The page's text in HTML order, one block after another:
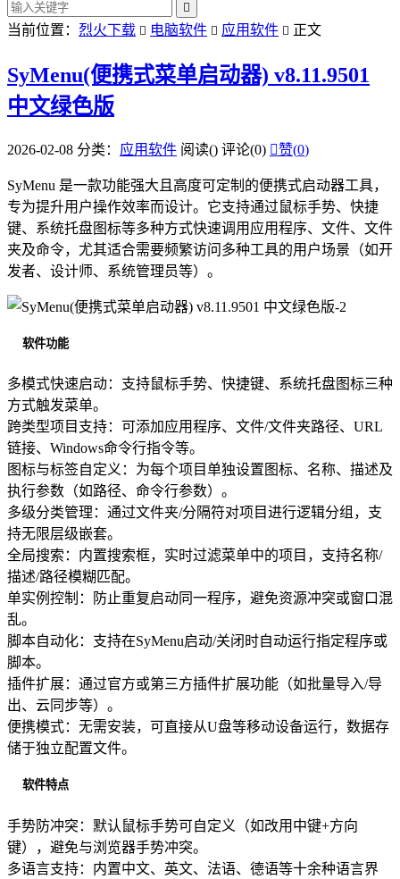

当前位置： 烈火下载  电脑软件  应用软件  正文
SyMenu(便携式菜单启动器) v8.11.9501
中文绿色版
2026-02-08 分类： 应用软件 阅读() 评论(0) 赞(0)
SyMenu 是一款功能强大且高度可定制的便携式启动器工具，
专为提升用户操作效率而设计。它支持通过鼠标手势、快捷
键、系统托盘图标等多种方式快速调用应用程序、文件、文件
夹及命令，尤其适合需要频繁访问多种工具的用户场景（如开
发者、设计师、系统管理员等）。
软件功能
多模式快速启动：支持鼠标手势、快捷键、系统托盘图标三种
方式触发菜单。
跨类型项目支持：可添加应用程序、文件/文件夹路径、URL
链接、Windows命令行指令等。
图标与标签自定义：为每个项目单独设置图标、名称、描述及
执行参数（如路径、命令行参数）。
多级分类管理：通过文件夹/分隔符对项目进行逻辑分组，支
持无限层级嵌套。
全局搜索：内置搜索框，实时过滤菜单中的项目，支持名称/
描述/路径模糊匹配。
单实例控制：防止重复启动同一程序，避免资源冲突或窗口混
乱。
脚本自动化：支持在SyMenu启动/关闭时自动运行指定程序或
脚本。
插件扩展：通过官方或第三方插件扩展功能（如批量导入/导
出、云同步等）。
便携模式：无需安装，可直接从U盘等移动设备运行，数据存
储于独立配置文件。
软件特点
手势防冲突：默认鼠标手势可自定义（如改用中键+方向
键），避免与浏览器手势冲突。
多语言支持：内置中文、英文、法语、德语等十余种语言界